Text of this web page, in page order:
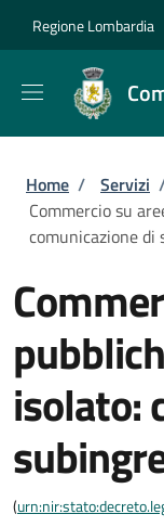
Regione Lombardia
Briciole
Home / Servizi
Commercio su
comunicazione di
isolato:
(